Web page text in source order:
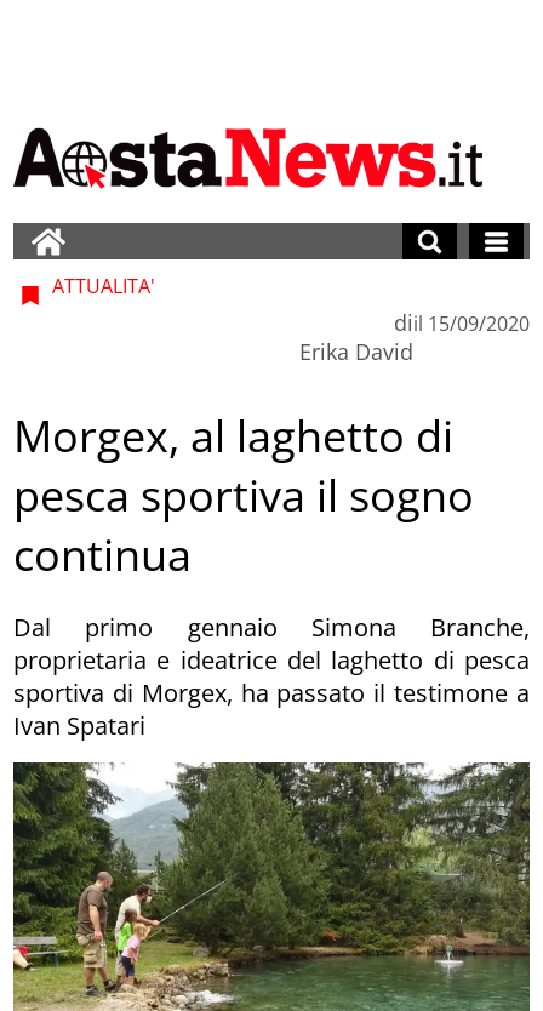
ATTUALITA'
di
Erika David
il 15/09/2020
Morgex, al laghetto di
pesca sportiva il sogno
continua
Dal primo gennaio Simona Branche,
proprietaria e ideatrice del laghetto di pesca
sportiva di Morgex, ha passato il testimone a
Ivan Spatari